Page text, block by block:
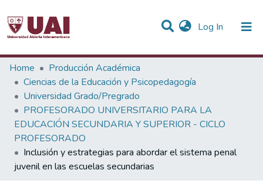
Log In (current)
Statistics
Communities & Collections
All of DSpace
Home
Producción Académica
Ciencias de la Educación y Psicopedagogía
Universidad Grado/Pregrado
PROFESORADO UNIVERSITARIO PARA LA
EDUCACIÓN SECUNDARIA Y SUPERIOR - CICLO
PROFESORADO
Inclusión y estrategias para abordar el sistema penal
juvenil en las escuelas secundarias